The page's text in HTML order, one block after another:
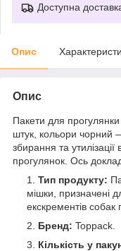
Доступна
Опис
Опис
Пакети для
штук, кольори чорний —
збирання та
прогулянок. Ось
Тип продукту:
мішки, призначені
екскрементів собак
Бренд: Toppack.
Кількість у